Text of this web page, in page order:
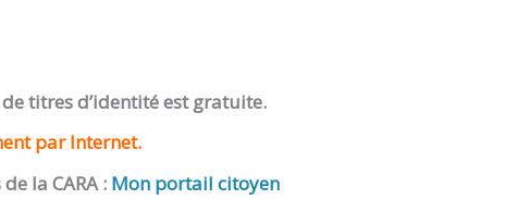
titres d’identité est gratuite.
par Internet.
la CARA : Mon portail citoyen